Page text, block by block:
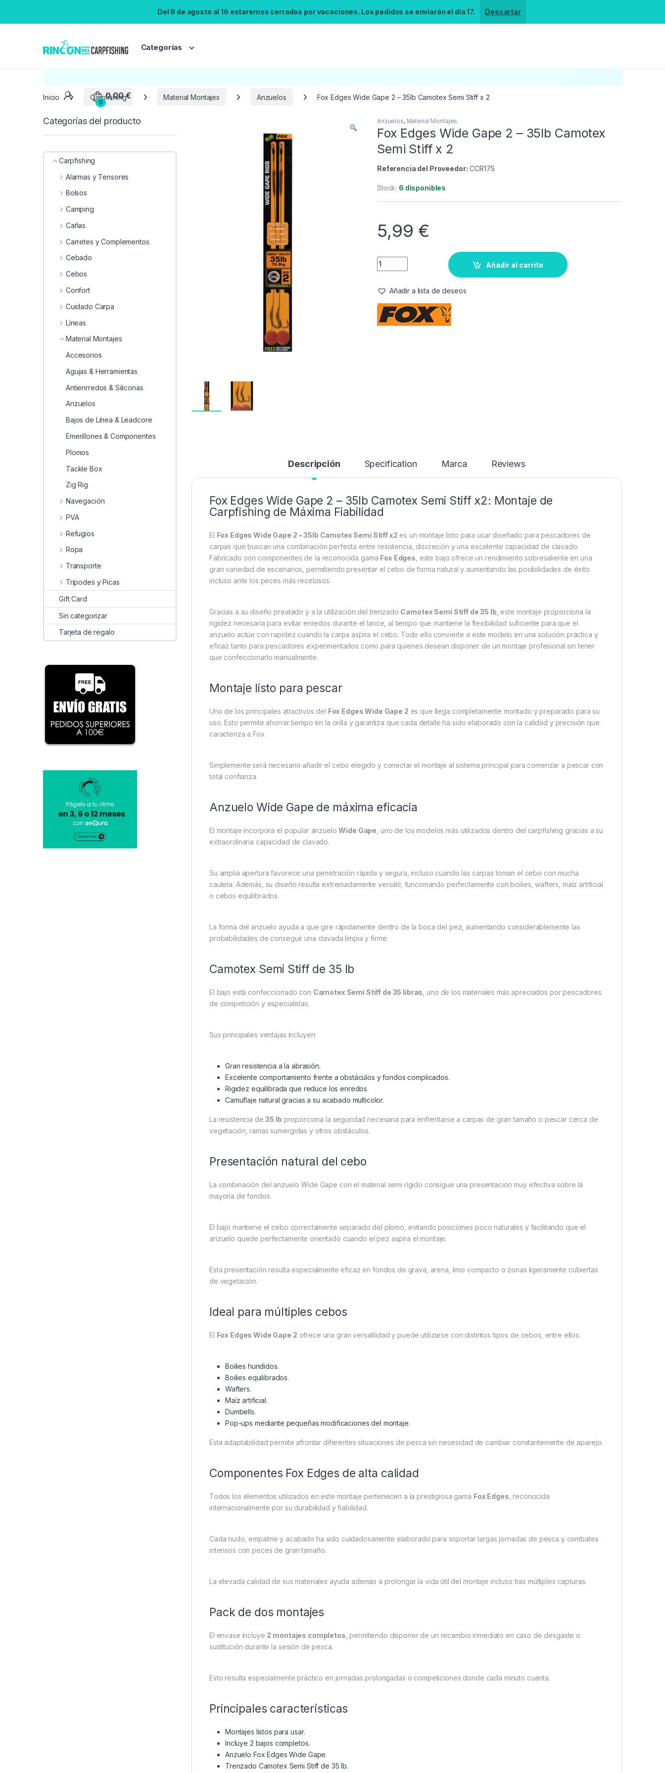
Del 9 de agosto al 16 estaremos cerrados por vacaciones. Los pedidos se enviarán el día 17. Descartar
Categorías
Búsqueda no disponible
No se pudo cargar el widget de búsqueda.
Inicio Carpfishing Material Montajes Anzuelos Fox Edges Wide Gape 2 – 35lb Camotex Semi Stiff x 2
Anzuelos, Material Montajes
Fox Edges Wide Gape 2 – 35lb Camotex
Semi Stiff x 2
Referencia del Proveedor: CCR175
Stock: 6 disponibles
5,99 €
Añadir al carrito
Añadir a lista de deseos
Descripción Specification Marca Reviews
Fox Edges Wide Gape 2 – 35lb Camotex Semi Stiff x2: Montaje de
Carpfishing de Máxima Fiabilidad
El Fox Edges Wide Gape 2 – 35lb Camotex Semi Stiff x2 es un montaje listo para usar diseñado para pescadores de
carpas que buscan una combinación perfecta entre resistencia, discreción y una excelente capacidad de clavado.
Fabricado con componentes de la reconocida gama Fox Edges , este bajo ofrece un rendimiento sobresaliente en una
gran variedad de escenarios, permitiendo presentar el cebo de forma natural y aumentando las posibilidades de éxito
incluso ante los peces más recelosos.
Gracias a su diseño preatado y a la utilización del trenzado Camotex Semi Stiff de 35 lb , este montaje proporciona la
rigidez necesaria para evitar enredos durante el lance, al tiempo que mantiene la flexibilidad suficiente para que el
anzuelo actúe con rapidez cuando la carpa aspira el cebo. Todo ello convierte a este modelo en una solución práctica y
eficaz tanto para pescadores experimentados como para quienes desean disponer de un montaje profesional sin tener
que confeccionarlo manualmente.
Montaje listo para pescar
Uno de los principales atractivos del Fox Edges Wide Gape 2 es que llega completamente montado y preparado para su
uso. Esto permite ahorrar tiempo en la orilla y garantiza que cada detalle ha sido elaborado con la calidad y precisión que
caracteriza a Fox.
Simplemente será necesario añadir el cebo elegido y conectar el montaje al sistema principal para comenzar a pescar con
total confianza.
Anzuelo Wide Gape de máxima eficacia
El montaje incorpora el popular anzueloWide Gape , uno de los modelos más utilizados dentro del carpfishing gracias a su
extraordinaria capacidad de clavado.
Su amplia apertura favorece una penetración rápida y segura, incluso cuando las carpas toman el cebo con mucha
cautela. Además, su diseño resulta extremadamente versátil, funcionando perfectamente con boilies, wafters, maíz artificial
o cebos equilibrados.
La forma del anzuelo ayuda a que gire rápidamente dentro de la boca del pez, aumentando considerablemente las
probabilidades de conseguir una clavada limpia y firme.
Camotex Semi Stiff de 35 lb
El bajo está confeccionado con Camotex Semi Stiff de 35 libras , uno de los materiales más apreciados por pescadores
de competición y especialistas.
Sus principales ventajas incluyen:
Gran resistencia a la abrasión.
Excelente comportamiento frente a obstáculos y fondos complicados.
Rigidez equilibrada que reduce los enredos.
Camuflaje natural gracias a su acabado multicolor.
La resistencia de35 lb proporciona la seguridad necesaria para enfrentarse a carpas de gran tamaño o pescar cerca de
vegetación, ramas sumergidas y otros obstáculos.
Presentación natural del cebo
La combinación del anzuelo Wide Gape con el material semi rígido consigue una presentación muy efectiva sobre la
mayoría de fondos.
El bajo mantiene el cebo correctamente separado del plomo, evitando posiciones poco naturales y facilitando que el
anzuelo quede perfectamente orientado cuando el pez aspira el montaje.
Esta presentación resulta especialmente eficaz en fondos de grava, arena, limo compacto o zonas ligeramente cubiertas
de vegetación.
Ideal para múltiples cebos
El Fox Edges Wide Gape 2 ofrece una gran versatilidad y puede utilizarse con distintos tipos de cebos, entre ellos:
Boilies hundidos.
Boilies equilibrados.
Wafters.
Maíz artificial.
Dumbells.
Pop-ups mediante pequeñas modificaciones del montaje.
Esta adaptabilidad permite afrontar diferentes situaciones de pesca sin necesidad de cambiar constantemente de aparejo.
Componentes Fox Edges de alta calidad
Todos los elementos utilizados en este montaje pertenecen a la prestigiosa gama Fox Edges , reconocida
internacionalmente por su durabilidad y fiabilidad.
Cada nudo, empalme y acabado ha sido cuidadosamente elaborado para soportar largas jornadas de pesca y combates
intensos con peces de gran tamaño.
La elevada calidad de sus materiales ayuda además a prolongar la vida útil del montaje incluso tras múltiples capturas.
Pack de dos montajes
El envase incluye 2 montajes completos , permitiendo disponer de un recambio inmediato en caso de desgaste o
sustitución durante la sesión de pesca.
Esto resulta especialmente práctico en jornadas prolongadas o competiciones donde cada minuto cuenta.
Principales características
Montajes listos para usar.
Incluye 2 bajos completos.
Anzuelo Fox Edges Wide Gape.
Trenzado Camotex Semi Stiff de 35 lb.
Categorías del producto
Carpfishing
Alarmas y Tensores
Bolsos
Camping
Cañas
Carretes y Complementos
Cebado
Cebos
Confort
Cuidado Carpa
Líneas
Material Montajes
Accesorios
Agujas & Herramientas
Antienrredos & Siliconas
Anzuelos
Bajos de Línea & Leadcore
Emerillones & Componentes
Plomos
Tackle Box
Zig Rig
Navegación
PVA
Refugios
Ropa
Transporte
Tripodes y Picas
Gift Card
Sin categorizar
Tarjeta de regalo